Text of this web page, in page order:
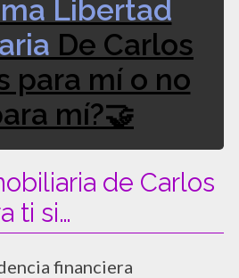
Libertad
De Carlos
para mí o no
mí?🤝
de Carlos
ti si…
financiera